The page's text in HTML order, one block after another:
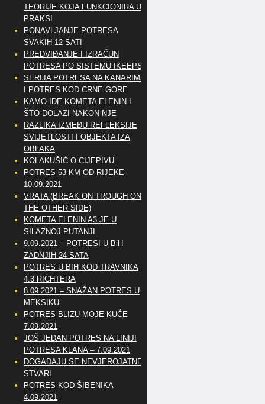
TEORIJE KOJA FUNKCIONIRA U
PRAKSI
PONAVLJANJE POTRESA
SVAKIH 12 SATI
PREDVIĐANJE I IZRAČUN
POTRESA PO SISTEMU IKEEPS
SERIJA POTRESA NA KANARIMA
I POTRES KOD CRNE GORE
KAMO IDE KOMETA ELENIN I
ŠTO DOLAZI NAKON NJE
RAZLIKA IZMEĐU REFLEKSIJE
SVIJETLOSTI I OBJEKTA IZA
OBLAKA
KOLAKUŠIĆ O CIJEPIVU
POTRES 53 KM OD RIJEKE
10.09.2021
VRATA (BREAK ON TROUGH ON
THE OTHER SIDE)
KOMETA ELENIN A3 JE U
SILAZNOJ PUTANJI
9.09.2021 – POTRESI U BiH
ZADNJIH 24 SATA
POTRES U BIH KOD TRAVNIKA
4.3 RICHTERA
8.09.2021 – SNAŽAN POTRES U
MEKSIKU
POTRES BLIZU MOJE KUĆE
7.09.2021
JOŠ JEDAN POTRES NA LINIJI
POTRESA KLANA – 7.09.2021
DOGAĐAJU SE NEVJEROJATNE
STVARI
POTRES KOD ŠIBENIKA
4.09.2021